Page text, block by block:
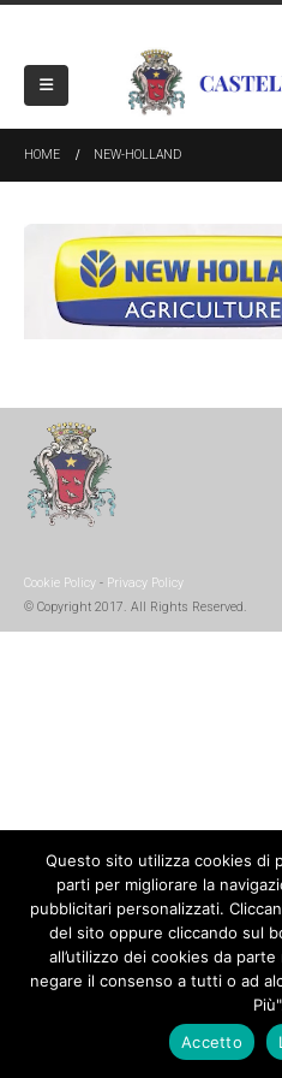
HOME NEW-HOLLAND
Cookie Policy - Privacy Policy
© Copyright 2017. All Rights Reserved.
Questo sito utilizza cookies di
parti per migliorare la
pubblicitari personalizzati.
del sito oppure cliccando sul
all’utilizzo dei cookies da
negare il consenso a tutti o ad
Accetto